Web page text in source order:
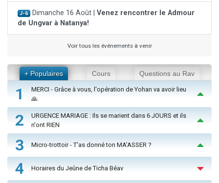
J-6 Dimanche 16 Août | Venez rencontrer le Admour
de Ungvar à Natanya!
Voir tous les événements à venir
+ Populaires Cours Questions au Rav
1
MERCI - Grâce à vous, l'opération de Yohan va avoir lieu
🙏
2
URGENCE MARIAGE : Ils se marient dans 6 JOURS et ils
n'ont RIEN
3 Micro-trottoir - T'as donné ton MA’ASSER ?
4 Horaires du Jeûne de Ticha Béav